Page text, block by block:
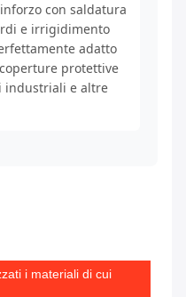
con saldatura
e irrigidimento
adatto
protettive
industriali e altre
i materiali di cui